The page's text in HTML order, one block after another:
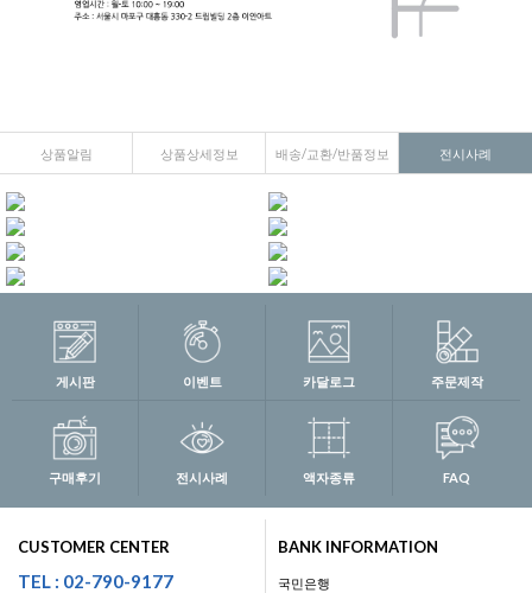
상품알림 상품상세정보 배송/교환/반품정보 전시사례
게시판 이벤트 카달로그 주문제작
구매후기 전시사례 액자종류 FAQ
CUSTOMER CENTER
TEL : 02-790-9177
BANK INFORMATION
국민은행